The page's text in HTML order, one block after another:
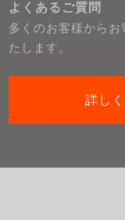
よくあるご質問
多くのお客様から
たします。
詳し